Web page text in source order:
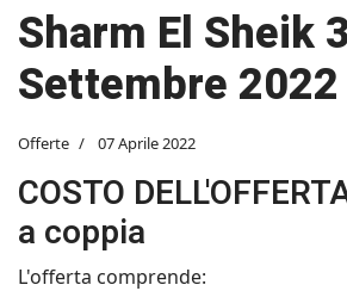
Sharm El Sheik
Settembre 2022
Offerte 07 Aprile 2022
COSTO
a coppia
L'offerta comprende: